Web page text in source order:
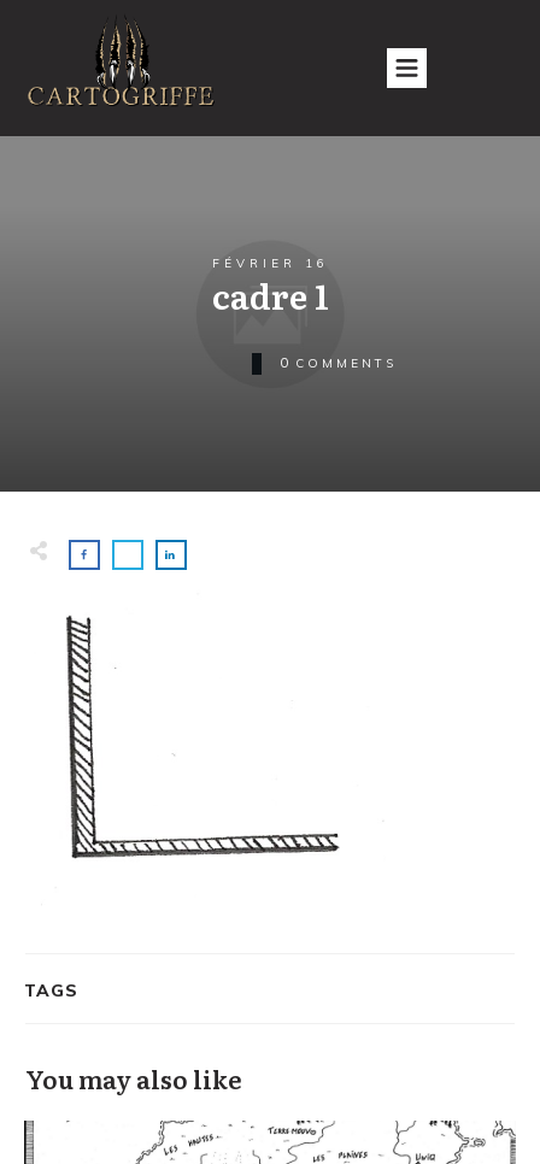
FÉVRIER 16
cadre 1
0 COMMENTS
TAGS
You may also like